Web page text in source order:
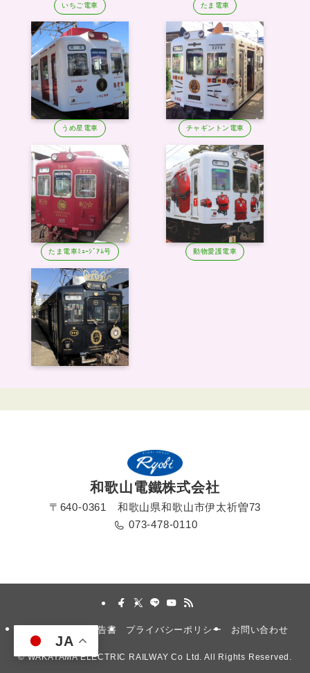
いちご電車 たま電車
うめ星電車 チャギントン電車
たま電車ﾐｭｰｼﾞｱﾑ号 動物愛護電車
和歌山電鐵株式会社
〒640-0361 和歌山県和歌山市伊太祈曽73
073-478-0110
安全報告書 プライバシーポリシー お問い合わせ
©WAKAYAMA ELECTRIC RAILWAY Co Ltd. All Rights Reserved.
JA